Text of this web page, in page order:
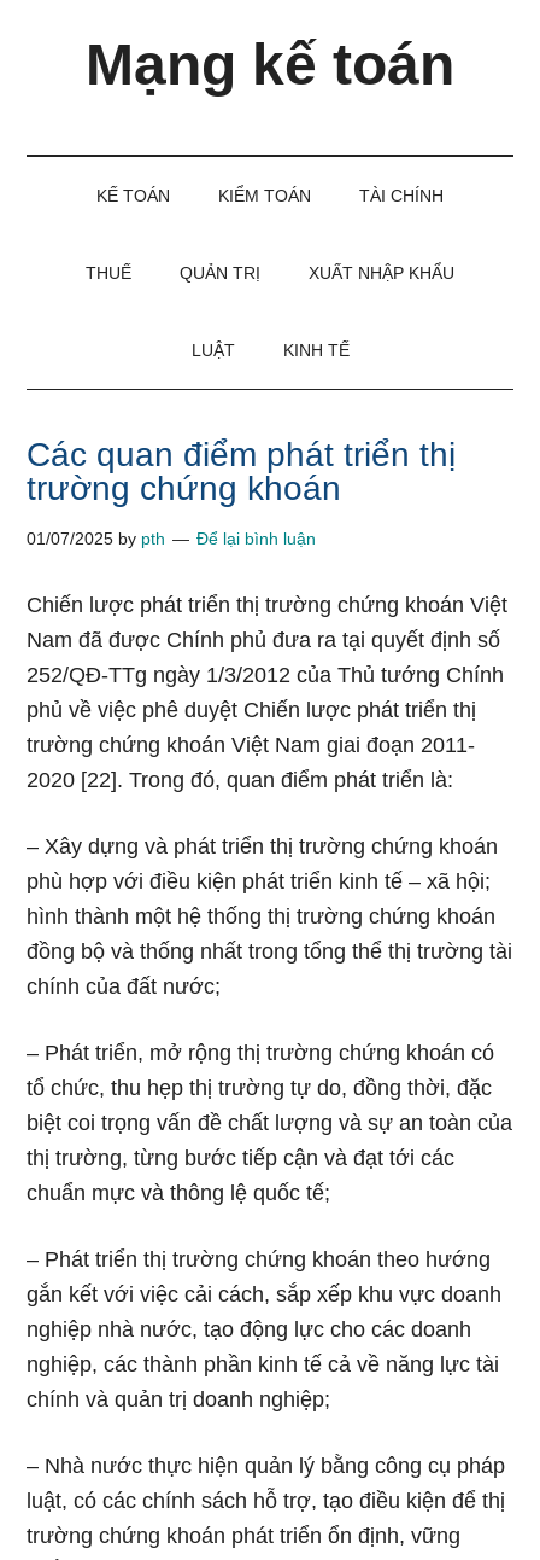
Mạng kế toán
KẾ TOÁN KIỂM TOÁN TÀI CHÍNH
THUẾ QUẢN TRỊ XUẤT NHẬP KHẨU
LUẬT KINH TẾ
Các quan điểm phát triển thị
trường chứng khoán
01/07/2025 by pth Để lại bình luận
Chiến lược phát triển thị trường chứng khoán Việt
Nam đã được Chính phủ đưa ra tại quyết định số
252/QĐ-TTg ngày 1/3/2012 của Thủ tướng Chính
phủ về việc phê duyệt Chiến lược phát triển thị
trường chứng khoán Việt Nam giai đoạn 2011-
2020 [22]. Trong đó, quan điểm phát triển là:
– Xây dựng và phát triển thị trường chứng khoán
phù hợp với điều kiện phát triển kinh tế – xã hội;
hình thành một hệ thống thị trường chứng khoán
đồng bộ và thống nhất trong tổng thể thị trường tài
chính của đất nước;
– Phát triển, mở rộng thị trường chứng khoán có
tổ chức, thu hẹp thị trường tự do, đồng thời, đặc
biệt coi trọng vấn đề chất lượng và sự an toàn của
thị trường, từng bước tiếp cận và đạt tới các
chuẩn mực và thông lệ quốc tế;
– Phát triển thị trường chứng khoán theo hướng
gắn kết với việc cải cách, sắp xếp khu vực doanh
nghiệp nhà nước, tạo động lực cho các doanh
nghiệp, các thành phần kinh tế cả về năng lực tài
chính và quản trị doanh nghiệp;
– Nhà nước thực hiện quản lý bằng công cụ pháp
luật, có các chính sách hỗ trợ, tạo điều kiện để thị
trường chứng khoán phát triển ổn định, vững